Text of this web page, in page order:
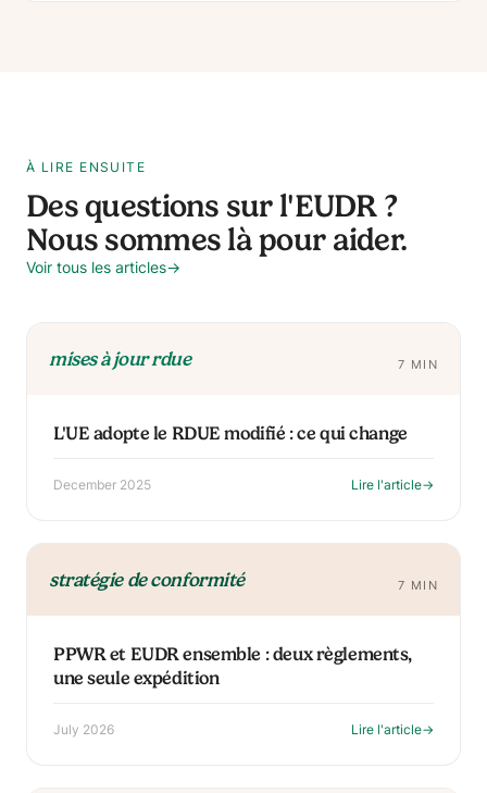
À LIRE ENSUITE
Des questions sur l'EUDR ?
Nous sommes là pour aider.
Voir tous les articles→
mises à jour rdue 7 MIN
L'UE adopte le RDUE modifié : ce qui change
December 2025 Lire l'article→
stratégie de conformité 7 MIN
PPWR et EUDR ensemble : deux règlements,
une seule expédition
July 2026 Lire l'article→